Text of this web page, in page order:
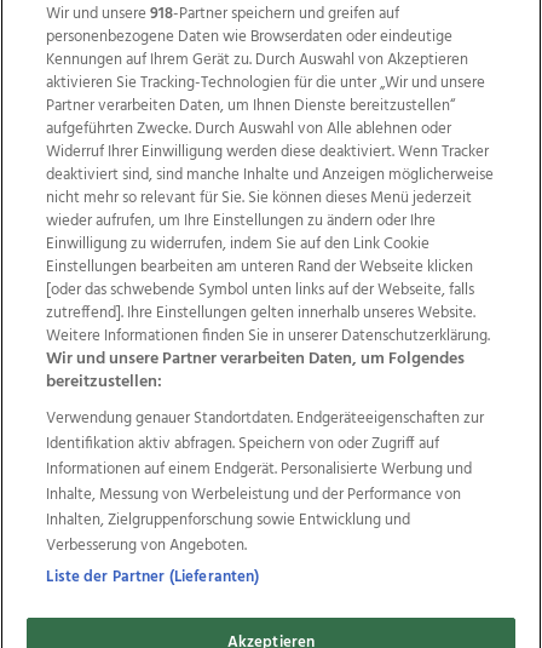
Wir über uns Mediadaten Kontakt
Jobs
Datenschutz
Impressum
AGB Anzeigekunden
AGB Website
Ehrenkodex Politische Werbung
Weitere Angebote des Medienhauses Wimmer
TV1 di-mog-i.at OÖNow
Ischler Woche
Life Radio
OÖNachrichten
OÖN Immobilien
OÖN Karriere
OÖN Reise
Promenaden Galerien
Regionaljobs
wasistlos.at wirtrauern.at
Wir und unsere918-Partner speichern und greifen auf
personenbezogene Daten wie Browserdaten oder eindeutige
Kennungen auf Ihrem Gerät zu. Durch Auswahl von Akzeptieren
aktivieren Sie Tracking-Technologien für die unter „Wir und unsere
Partner verarbeiten Daten, um Ihnen Dienste bereitzustellen“
aufgeführten Zwecke. Durch Auswahl von Alle ablehnen oder
Widerruf Ihrer Einwilligung werden diese deaktiviert. Wenn Tracker
deaktiviert sind, sind manche Inhalte und Anzeigen möglicherweise
nicht mehr so relevant für Sie. Sie können dieses Menü jederzeit
wieder aufrufen, um Ihre Einstellungen zu ändern oder Ihre
Einwilligung zu widerrufen, indem Sie auf den Link Cookie
Einstellungen bearbeiten am unteren Rand der Webseite klicken
[oder das schwebende Symbol unten links auf der Webseite, falls
zutreffend]. Ihre Einstellungen gelten innerhalb unseres Website.
Weitere Informationen finden Sie in unserer Datenschutzerklärung.
Wir und unsere Partner verarbeiten Daten, um Folgendes
bereitzustellen:
Verwendung genauer Standortdaten. Endgeräteeigenschaften zur
Identifikation aktiv abfragen. Speichern von oder Zugriff auf
Informationen auf einem Endgerät. Personalisierte Werbung und
Inhalte, Messung von Werbeleistung und der Performance von
Inhalten, Zielgruppenforschung sowie Entwicklung und
Verbesserung von Angeboten.
Liste der Partner (Lieferanten)
Akzeptieren